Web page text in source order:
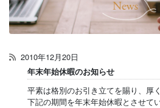
2010年12月20日
年末年始休暇のお知らせ
平素は格別のお引き立てを賜り、厚
下記の期間を年末年始休暇とさせて